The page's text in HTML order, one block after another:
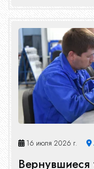
16 июля 2026 г.